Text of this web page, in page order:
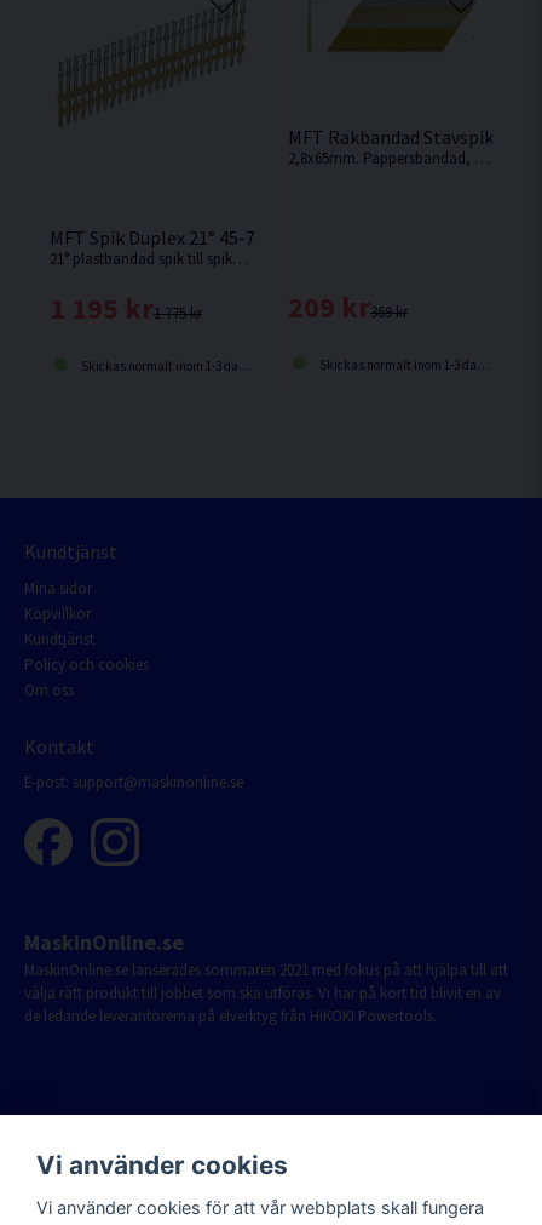
MFT Spik Duplex 21° 45-77mm
21° plastbandad spik till spikpistolen HiKOKI NR3675DD.
1 775 kr
1 195 kr
Skickas normalt inom 1-3 dagar
MFT Rakbandad Stavspik
2,8x65mm. Pappersbandad, rak, 34° med hel (offset) spikskalle och varmförzinkad beläggning.
369 kr
209 kr
Skickas normalt inom 1-3 dagar
Kundtjänst
Mina sidor
Köpvillkor
Kundtjänst
Policy och cookies
Om oss
Kontakt
E-post: support@maskinonline.se
MaskinOnline.se
MaskinOnline.se lanserades sommaren 2021 med fokus på att hjälpa till att
välja rätt produkt till jobbet som ska utföras. Vi har på kort tid blivit en av
de ledande leverantörerna på elverktyg från HiKOKI Powertools.
Vi använder cookies
Vi använder cookies för att vår webbplats skall fungera